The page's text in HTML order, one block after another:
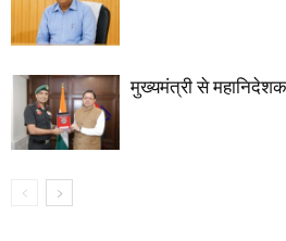
मुख्यमंत्री से